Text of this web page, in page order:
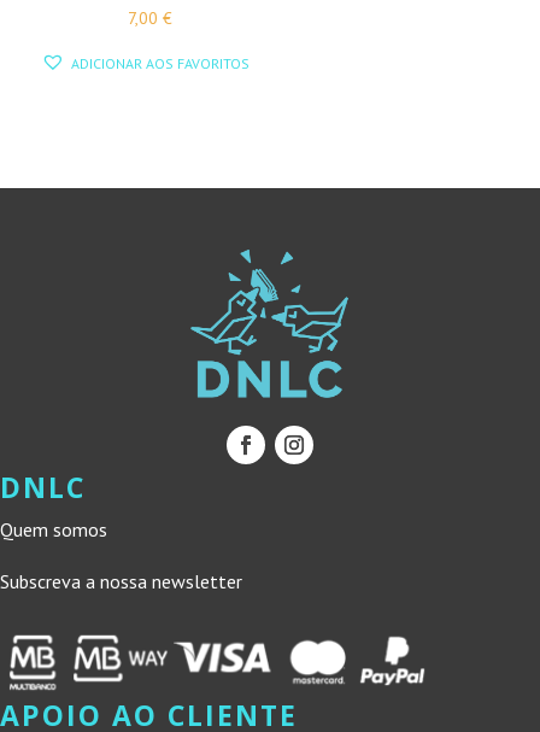
7,00€
ADICIONAR AOS FAVORITOS
DNLC
Quem somos
Subscreva a nossa newsletter
APOIO AO CLIENTE